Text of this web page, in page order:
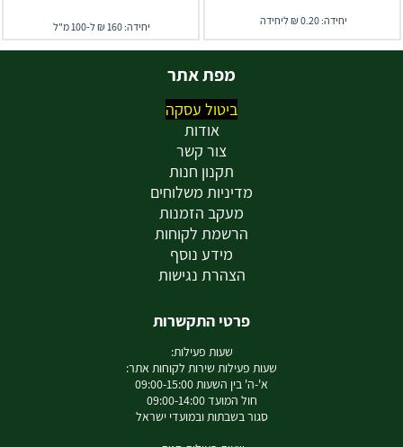
יחידה: 0.20 ₪ ליחידה יחידה: 160 ₪ ל-100 מ"ל
מפת אתר
ביטול עסקה
אודות
צור קשר
תקנון חנות
מדיניות משלוחים
מעקב הזמנות
הרשמת לקוחות
מידע נוסף
הצהרת נגישות
פרטי התקשרות
שעות פעילות:
שעות פעילות שירות לקוחות אתר:
א'-ה' בין השעות 09:00-15:00
חול המועד 09:00-14:00
סגור בשבתות ובמועדי ישראל